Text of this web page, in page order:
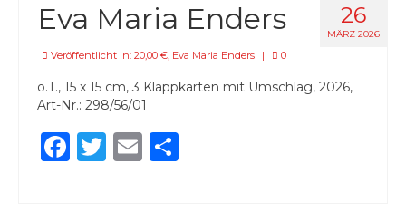
26
MÄRZ 2026
Eva Maria Enders
Veröffentlicht in: 20,00 €, Eva Maria Enders | 0
o.T., 15 x 15 cm, 3 Klappkarten mit Umschlag, 2026,
Art-Nr.: 298/56/01
Facebook
Twitter
Email